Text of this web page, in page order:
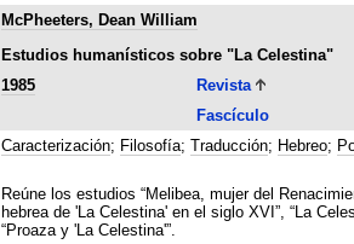
McPheeters, Dean William
Estudios humanísticos sobre "La Celestina"
1985
Revista
Fascículo
Caracterización; Filosofía; Traducción; Hebreo;
Reúne los estudios “Melibea, mujer del
hebrea de 'La Celestina' en el siglo XVI”, “La
“Proaza y 'La Celestina'”.